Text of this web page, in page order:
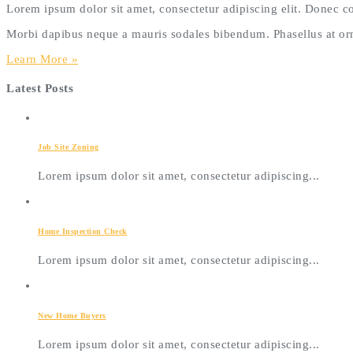
Lorem ipsum dolor sit amet, consectetur adipiscing elit. Donec
Morbi dapibus neque a mauris sodales bibendum. Phasellus at
Learn More »
Latest Posts
Job Site Zoning
Lorem ipsum dolor sit amet, consectetur adipiscing...
Home Inspection Check
Lorem ipsum dolor sit amet, consectetur adipiscing...
New Home Buyers
Lorem ipsum dolor sit amet, consectetur adipiscing...